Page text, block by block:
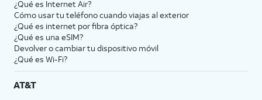
¿Qué es Internet Air?
Cómo usar tu teléfono cuando viajas al exterior
¿Qué es internet por fibra óptica?
¿Qué es una eSIM?
Devolver o cambiar tu dispositivo móvil
¿Qué es Wi-Fi?
AT&T